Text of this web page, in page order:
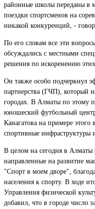
районные школы переданы в
поездки спортсменов на
никакой конкуренций, -
По его словам все эти
обсуждались с местными
решения по искоренению этих
Он также особо подчеркнул
партнерства (ГЧП), который
городах. В Алматы по этому
юношеский футбольный
Канагатова на примере
спортивные инфраструктуры
В целом на сегодня в Алматы
направленные на развитие
"Спорт в моем дворе",
населения к спорту. В ходе
Управления физической
добавил, что в городе число